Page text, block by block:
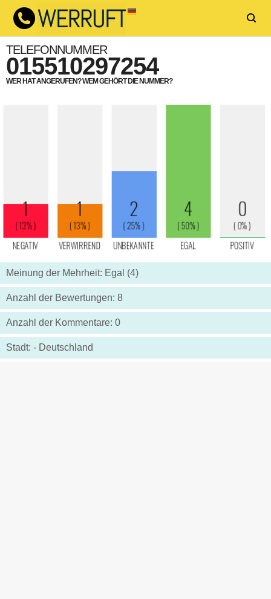
TELEFONNUMMER
015510297254
WER HAT ANGERUFEN? WEM GEHÖRT DIE NUMMER?
Meinung der Mehrheit: Egal (4)
Anzahl der Bewertungen: 8
Anzahl der Kommentare: 0
Stadt: - Deutschland